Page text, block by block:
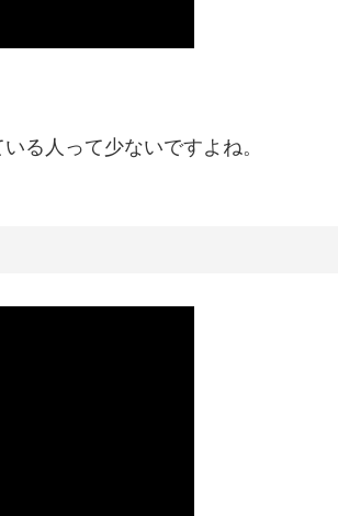
る人って少ないですよね。